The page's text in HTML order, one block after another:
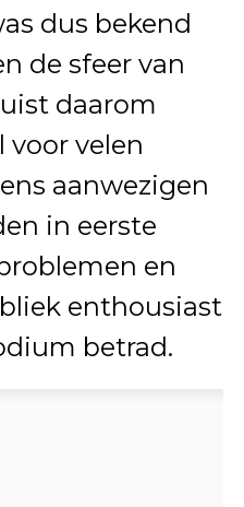
dus bekend
de sfeer van
daarom
voor velen
aanwezigen
in eerste
en
enthousiast
betrad.